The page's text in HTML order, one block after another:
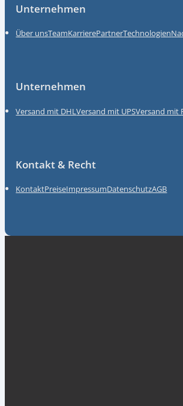
Unternehmen
Über unsTeamKarrierePartnerTechnologien
Unternehmen
Versand mit DHLVersand mit UPSVersand mit
Kontakt & Recht
KontaktPreiseImpressumDatenschutzAGB